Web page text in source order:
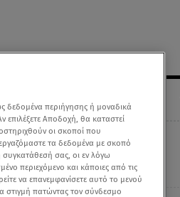
περιήγησης ή μοναδικά
επιλέξετε Αποδοχή, θα καταστεί
οι σκοποί που
τα δεδομένα με σκοπό
σας, οι εν λόγω
περιεχόμενο και κάποιες από τις
να επανεμφανίσετε αυτό το μενού
στιγμή πατώντας τον σύνδεσμο